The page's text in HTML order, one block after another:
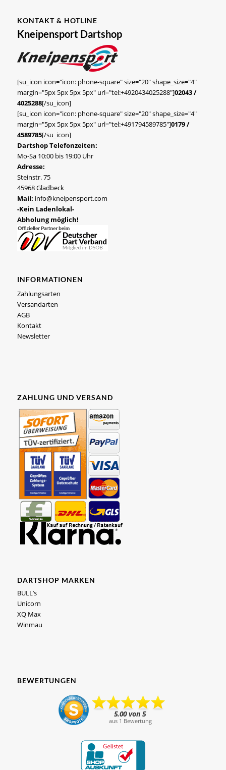
KONTAKT & HOTLINE
Kneipensport Dartshop
[su_icon icon="icon: phone-square" size="20" shape_size="4"
margin="5px 5px 5px 5px" url="tel:+4920434025288"]02043 /
4025288[/su_icon]
[su_icon icon="icon: phone-square" size="20" shape_size="4"
margin="5px 5px 5px 5px" url="tel:+491794589785"]0179 /
4589785[/su_icon]
Dartshop Telefonzeiten:
Mo-Sa 10:00 bis 19:00 Uhr
Adresse:
Steinstr. 75
45968 Gladbeck
Mail: info@kneipensport.com
-Kein Ladenlokal-
Abholung möglich!
INFORMATIONEN
Zahlungsarten
Versandarten
AGB
Kontakt
Newsletter
ZAHLUNG UND VERSAND
DARTSHOP MARKEN
BULL’s
Unicorn
XQ Max
Winmau
BEWERTUNGEN